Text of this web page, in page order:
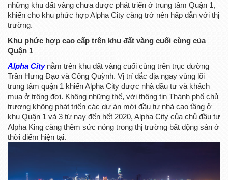
những khu đất vàng chưa được phát triển ở trung tâm Quận 1,
khiến cho khu phức hợp Alpha City càng trở nên hấp dẫn với thị
trường.
Khu phức hợp cao cấp trên khu đất vàng cuối cùng của
Quận 1
Alpha Citynằm trên khu đất vàng cuối cùng trên trục đường
Trần Hưng Đạo và Cống Quỳnh. Vị trí đắc địa ngay vùng lõi
trung tâm quận 1 khiến Alpha City được nhà đầu tư và khách
mua ở trông đợi. Không những thế, với thông tin Thành phố chủ
trương không phát triển các dự án mới đầu tư nhà cao tầng ở
khu Quận 1 và 3 từ nay đến hết 2020, Alpha City của chủ đầu tư
Alpha King càng thêm sức nóng trong thị trường bất động sản ở
thời điểm hiện tại.